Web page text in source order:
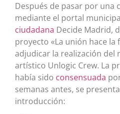
Después de pasar por una
mediante el portal
ciudadana Decide Madrid,​
proyecto «La unión hace la
adjudicar la realización del
artístico Unlogic Crew.​ La
había sido consensuada
semanas antes, se
introducción: